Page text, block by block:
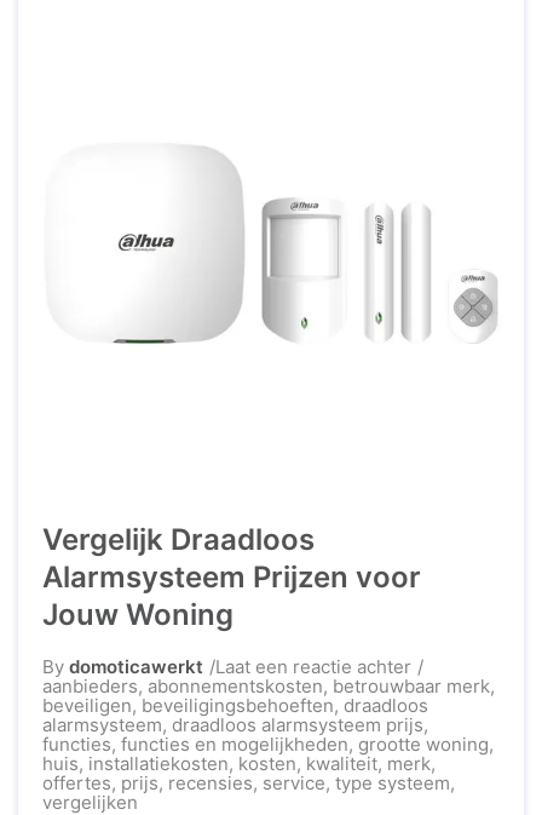
Vergelijk Draadloos
Alarmsysteem Prijzen voor
Jouw Woning
By domoticawerkt Laat een reactie achterop
Vergelijk
Draadloos
Alarmsysteem
Prijzen
voor
Jouw
Woning
aanbieders, abonnementskosten, betrouwbaar merk,
beveiligen, beveiligingsbehoeften, draadloos
alarmsysteem, draadloos alarmsysteem prijs,
functies, functies en mogelijkheden, grootte woning,
huis, installatiekosten, kosten, kwaliteit, merk,
offertes, prijs, recensies, service, type systeem,
vergelijken